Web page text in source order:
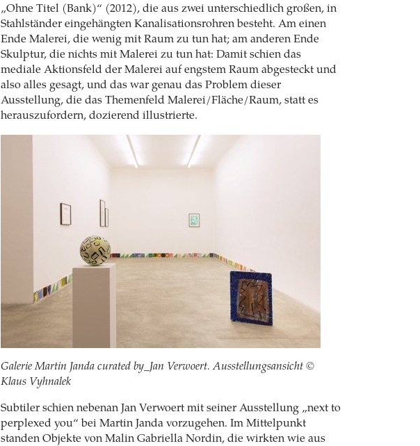
„Ohne Titel (Bank)“ (2012), die aus zwei unterschiedlich großen, in
Stahlständer eingehängten Kanalisationsrohren besteht. Am einen
Ende Malerei, die wenig mit Raum zu tun hat; am anderen Ende
Skulptur, die nichts mit Malerei zu tun hat: Damit schien das
mediale Aktionsfeld der Malerei auf engstem Raum abgesteckt und
also alles gesagt, und das war genau das Problem dieser
Ausstellung, die das Themenfeld Malerei/Fläche/Raum, statt es
herauszufordern, dozierend illustrierte.
Galerie Martin Janda curated by_Jan Verwoert. Ausstellungsansicht ©
Klaus Vyhnalek
Subtiler schien nebenan Jan Verwoert mit seiner Ausstellung „next to
perplexed you“ bei Martin Janda vorzugehen. Im Mittelpunkt
standen Objekte von Malin Gabriella Nordin, die wirkten wie aus